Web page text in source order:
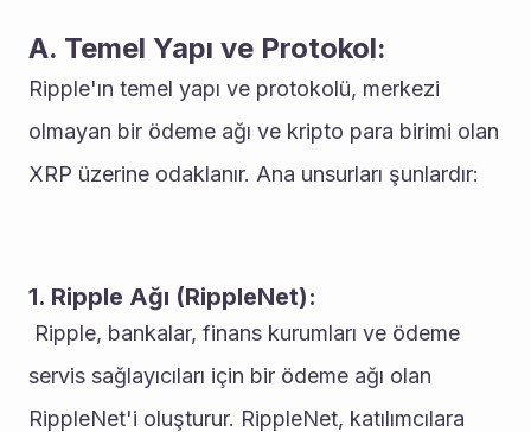
A. Temel Yapı ve Protokol:
Ripple'ın temel yapı ve protokolü, merkezi
olmayan bir ödeme ağı ve kripto para birimi olan
XRP üzerine odaklanır. Ana unsurları şunlardır:
1. Ripple Ağı (RippleNet):
servis sağlayıcıları için bir ödeme ağı olan
RippleNet'i oluşturur. RippleNet, katılımcılara